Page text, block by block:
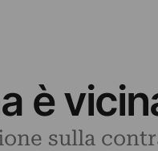
è
sulla